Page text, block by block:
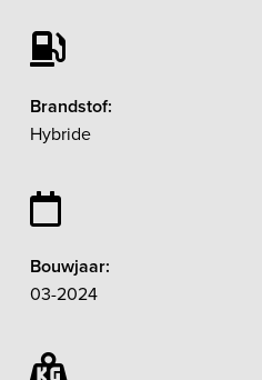
Brandstof:
Hybride
Bouwjaar:
03-2024